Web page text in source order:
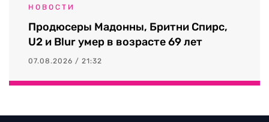
НОВОСТИ
Продюсеры Мадонны, Бритни Спирс,
U2 и Blur умер в возрасте 69 лет
07.08.2026 / 21:32